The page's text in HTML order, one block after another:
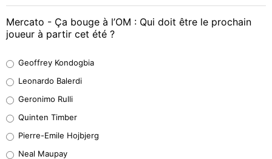
Mercato - Ça bouge à l’OM : Qui doit être le prochain
joueur à partir cet été ?
38%
32%
5%
Geoffrey Kondogbia
Leonardo Balerdi
Geronimo Rulli
Quinten Timber
Pierre-Emile Hojbjerg
Neal Maupay